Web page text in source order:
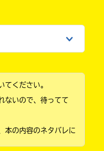
てください。
ないので、待ってて
本の内容のネタバレに